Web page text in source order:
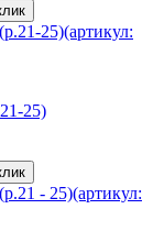
25)